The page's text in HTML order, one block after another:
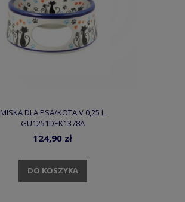
MISKA DLA PSA/KOTA V 0,25 L
GU1251DEK1378A
124,90 zł
DO KOSZYKA